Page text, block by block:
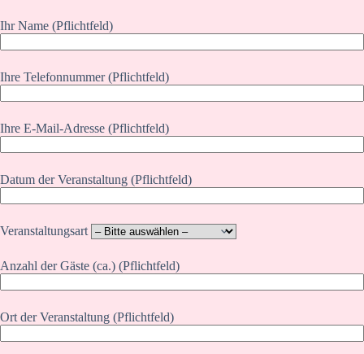
Ihr Name (Pflichtfeld)
Ihre Telefonnummer (Pflichtfeld)
Ihre E-Mail-Adresse (Pflichtfeld)
Datum der Veranstaltung (Pflichtfeld)
Veranstaltungsart
Anzahl der Gäste (ca.) (Pflichtfeld)
Ort der Veranstaltung (Pflichtfeld)